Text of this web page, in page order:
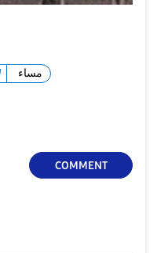
مساء
COMMENT